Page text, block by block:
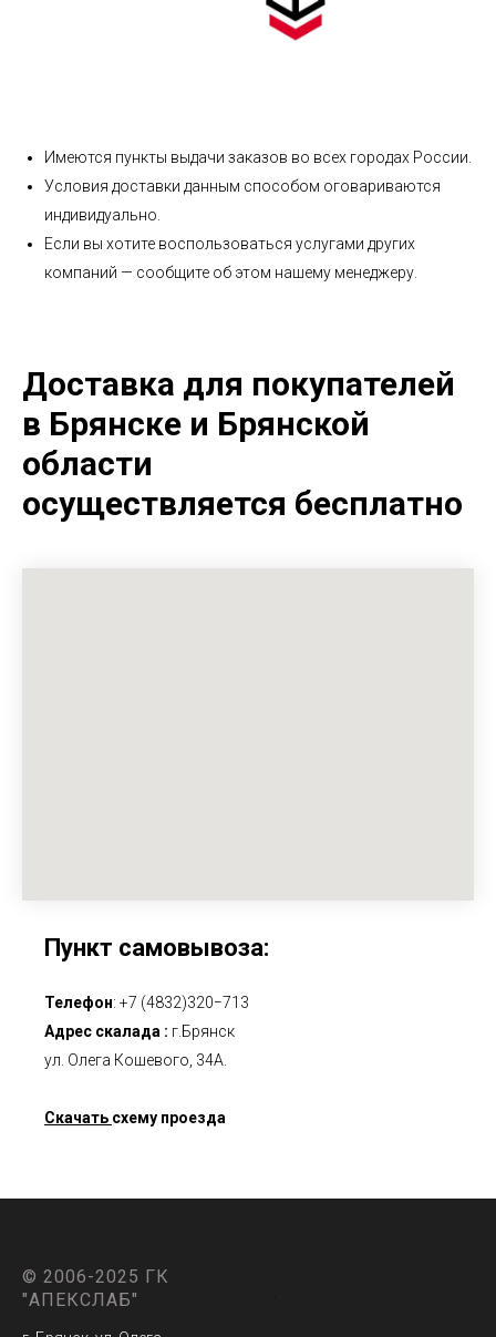
Имеются пункты выдачи заказов во всех городах России.
Условия доставки данным способом оговариваются
индивидуально.
Если вы хотите воспользоваться услугами других
компаний — сообщите об этом нашему менеджеру.
Доставка для покупателей
в Брянске и Брянской
области
осуществляется бесплатно
Пункт самовывоза:
Телефон: +7 (4832)320−713
Адрес скалада : г.Брянск
ул. Олега Кошевого, 34А.
Скачать схему проезда
© 2006-2025 ГК
"АПЕКСЛАБ"